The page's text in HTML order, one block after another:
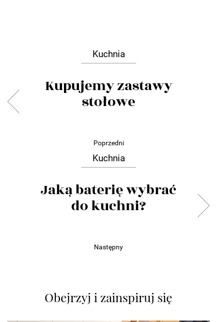
Kuchnia
Kupujemy zastawy
stołowe
Poprzedni
Kuchnia
Jaką baterię wybrać
do kuchni?
Następny
Obejrzyj i zainspiruj się